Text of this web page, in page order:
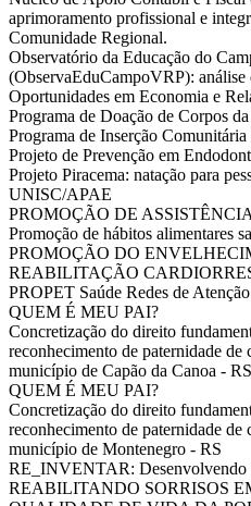
aprimoramento profissional e
Comunidade Regional.
Observatório da Educação do
(ObservaEduCampoVRP): análise
Oportunidades em Economia e
Programa de Doação de Corpos
Programa de Inserção Comunitária
Projeto de Prevenção em
Projeto Piracema: natação para
UNISC/APAE
PROMOÇÃO DE
Promoção de hábitos alimentares
PROMOÇÃO DO
REABILITAÇÃO
PROPET Saúde Redes de Atenção
QUEM É MEU PAI?
Concretização do direito
reconhecimento de paternidade de
município de Capão da Canoa - RS
QUEM É MEU PAI?
Concretização do direito
reconhecimento de paternidade de
município de Montenegro - RS
RE_INVENTAR: Desenvolvendo
REABILITANDO SORRISOS